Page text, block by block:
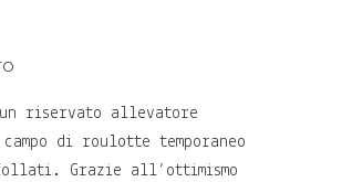
un riservato allevatore
di roulotte temporaneo
Grazie all’ottimismo